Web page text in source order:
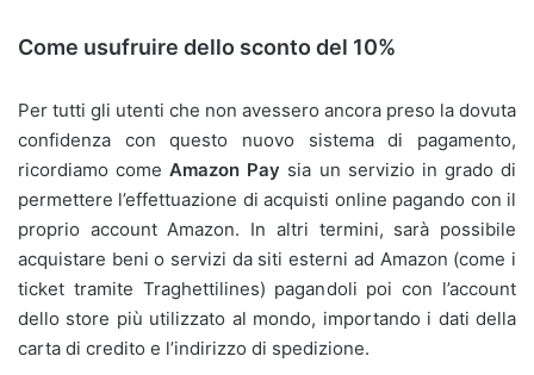
Come usufruire dello sconto del 10%
Per tutti gli utenti che non avessero ancora preso la dovuta
confidenza con questo nuovo sistema di pagamento,
ricordiamo comeAmazon Pay sia un servizio in grado di
permettere l’effettuazione di acquisti online pagando con il
proprio account Amazon. In altri termini, sarà possibile
acquistare beni o servizi da siti esterni ad Amazon (come i
ticket tramite Traghettilines) pagandoli poi con l’account
dello store più utilizzato al mondo, importando i dati della
carta di credito e l’indirizzo di spedizione.